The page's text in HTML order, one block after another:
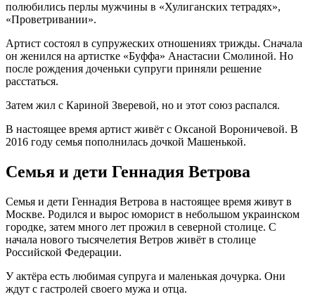
полюбились перлы мужчины в «Хулиганских тетрадях»,
«Проветривании».
Артист состоял в супружеских отношениях трижды. Сначала
он женился на артистке «Буффа» Анастасии Смолиной. Но
после рождения доченьки супруги приняли решение
расстаться.
Затем жил с Кариной Зверевой, но и этот союз распался.
В настоящее время артист живёт с Оксаной Вороничевой. В
2016 году семья пополнилась дочкой Машенькой.
Семья и дети Геннадия Ветрова
Семья и дети Геннадия Ветрова в настоящее время живут в
Москве. Родился и вырос юморист в небольшом украинском
городке, затем много лет прожил в северной столице. С
начала нового тысячелетия Ветров живёт в столице
Российской Федерации.
У актёра есть любимая супруга и маленькая дочурка. Они
ждут с гастролей своего мужа и отца.